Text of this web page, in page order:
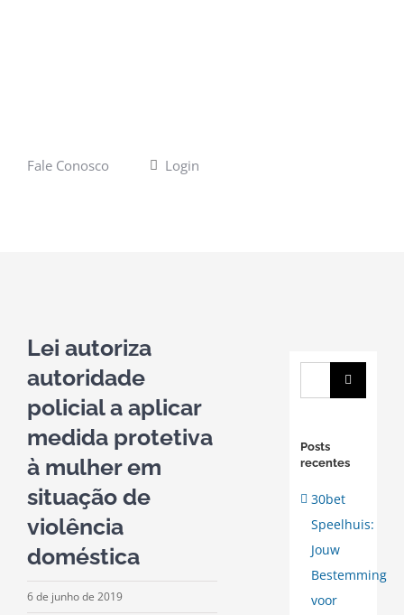
Fale Conosco Login
Larger
Image
Lei autoriza
autoridade
policial a aplicar
medida protetiva
à mulher em
situação de
violência
doméstica
6 de junho de 2019
resultados
Posts
recentes
30bet
Speelhuis:
Jouw
Bestemming
voor